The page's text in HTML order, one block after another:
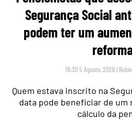
Segurança Social
podem ter um
18:30 5 Agosto, 2026 |
Quem estava inscrito na
data pode beneficiar de um
cálculo da